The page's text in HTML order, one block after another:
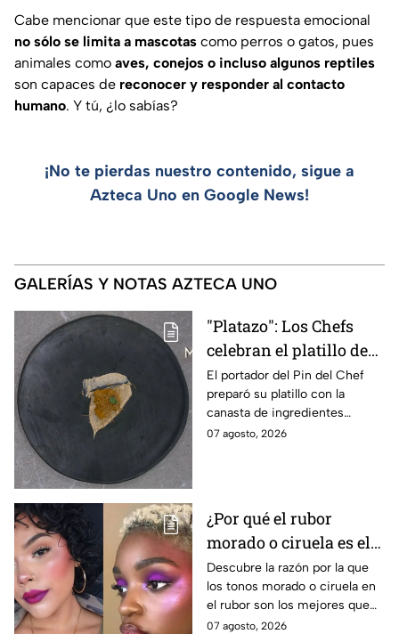
Cabe mencionar que este tipo de respuesta emocional
no sólo se limita a mascotas como perros o gatos, pues
animales como aves, conejos o incluso algunos reptiles
son capaces de reconocer y responder al contacto
humano. Y tú, ¿lo sabías?
¡No te pierdas nuestro contenido, sigue a
Azteca Uno en Google News!
GALERÍAS Y NOTAS AZTECA UNO
"Platazo": Los Chefs
celebran el platillo de
Lancer en la gala de
salvación de
MasterChef 24/7
El portador del Pin del Chef
preparó su platillo con la
canasta de ingredientes
exóticos que contenía erizo de
07 agosto, 2026
¿Por qué el rubor
morado o ciruela es el
mejor secreto para
iluminar las pieles
morenas?
Descubre la razón por la que
los tonos morado o ciruela en
el rubor son los mejores que
puedes elegir si tienes la piel
07 agosto, 2026